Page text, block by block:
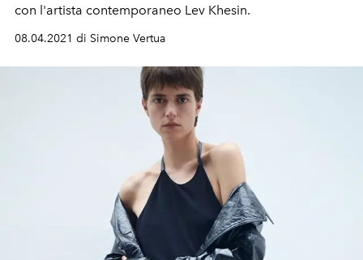
con l'artista contemporaneo Lev Khesin.
08.04.2021 di Simone Vertua